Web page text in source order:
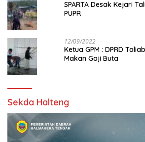
SPARTA Desak Kejari
PUPR
12/09/2022
Ketua GPM : DPRD
Makan Gaji Buta
Sekda Halteng